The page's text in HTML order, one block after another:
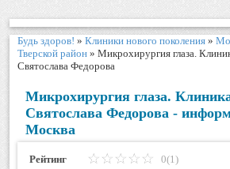
Будь здоров! » Клиники нового поколения »
Тверской район » Микрохирургия глаза.
Святослава Федорова
Микрохирургия глаза.
Святослава Федорова -
Москва
Рейтинг
0(1)